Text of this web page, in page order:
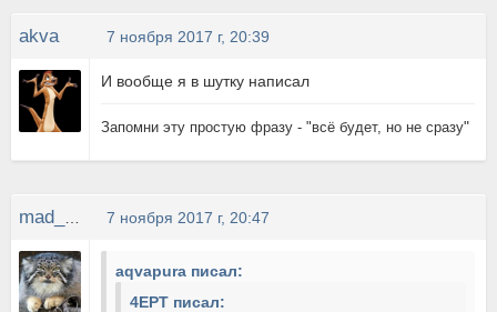
akva 7 ноября 2017 г, 20:39
И вообще я в шутку написал
Запомни эту простую фразу - "всё будет, но не сразу"
7 ноября 2017 г, 20:47
aqvapura писал:
4EPT писал: